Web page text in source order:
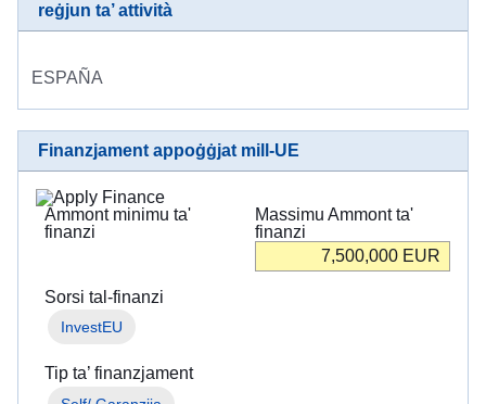
reġjun ta’ attività
ESPAÑA
Finanzjament appoġġjat mill-UE
Ammont minimu ta'
finanzi
Massimu Ammont ta'
finanzi
7,500,000 EUR
Sorsi tal-finanzi
InvestEU
Tip ta’ finanzjament